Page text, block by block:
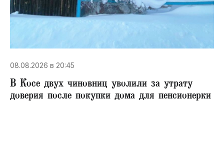
08.08.2026 в 20:45
В Косе двух чиновниц уволили за утрату
доверия после покупки дома для пенсионерки